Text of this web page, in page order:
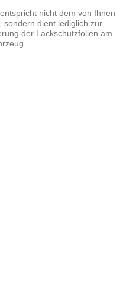
nicht dem von Ihnen
sondern dient lediglich zur
der Lackschutzfolien am